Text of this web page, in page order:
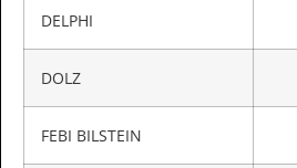
DELPHI
DOLZ
FEBI BILSTEIN